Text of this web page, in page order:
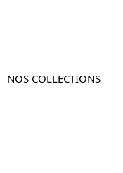
NOS COLLECTIONS